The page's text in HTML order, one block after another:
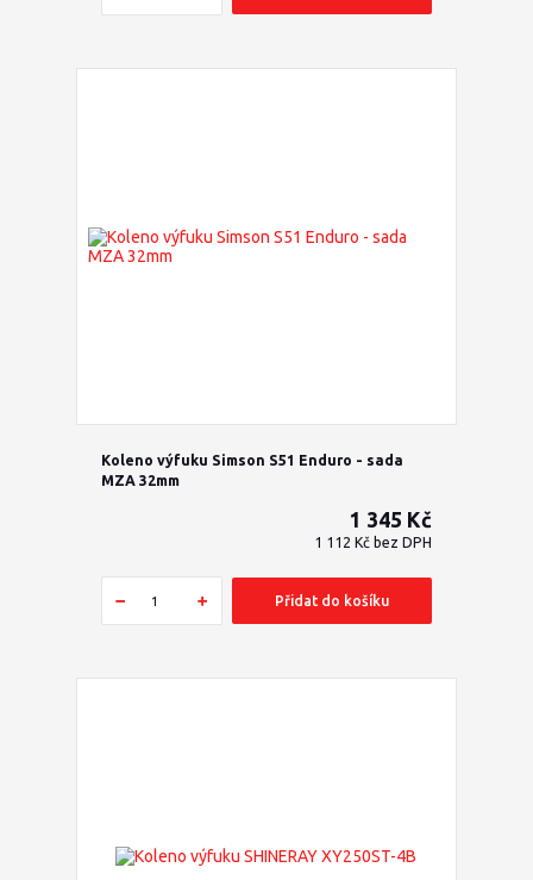
Koleno výfuku Simson S51 Enduro - sada
MZA 32mm
1 345 Kč
1 112 Kč bez DPH
Přidat do košíku